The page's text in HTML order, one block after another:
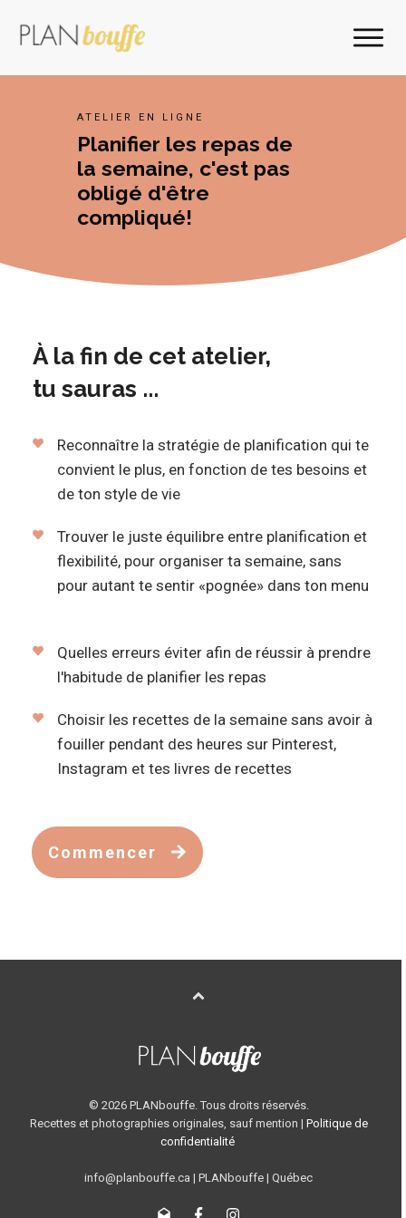
ATELIER EN LIGNE
Planifier les repas de
la semaine, c'est pas
obligé d'être
compliqué!
À la fin de cet atelier,
tu sauras ...
Reconnaître la stratégie de planification qui te
convient le plus, en fonction de tes besoins et
de ton style de vie
Trouver le juste équilibre entre planification et
flexibilité, pour organiser ta semaine, sans
pour autant te sentir «pognée» dans ton menu
Quelles erreurs éviter afin de réussir à prendre
l'habitude de planifier les repas
Choisir les recettes de la semaine sans avoir à
fouiller pendant des heures sur Pinterest,
Instagram et tes livres de recettes
Commencer
© 2026PLANbouffe. Tous droits réservés.
Recettes et photographies originales, sauf mention | Politique de
confidentialité
info@planbouffe.ca | PLANbouffe | Québec